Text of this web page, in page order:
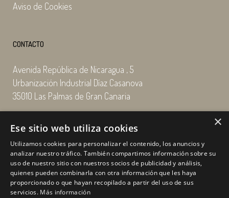
Aviso de Cookies
CONTACTO
Avenida República de Nicaragua , 5
Urbanización Industrial Díaz Casanova
35010 Las Palmas de Gran Canaria
Email: enairgy@enairgy.es
Horariode lunes a jueves
de 07:00 a 16:00 horas
×
Ese sitio web utiliza cookies
Utilizamos cookies para personalizar el contenido, los anuncios y
analizar nuestro tráfico. También compartimos información sobre su
uso de nuestro sitio con nuestros socios de publicidad y análisis,
quienes pueden combinarla con otra información que les haya
proporcionado o que hayan recopilado a partir del uso de sus
servicios. Más información